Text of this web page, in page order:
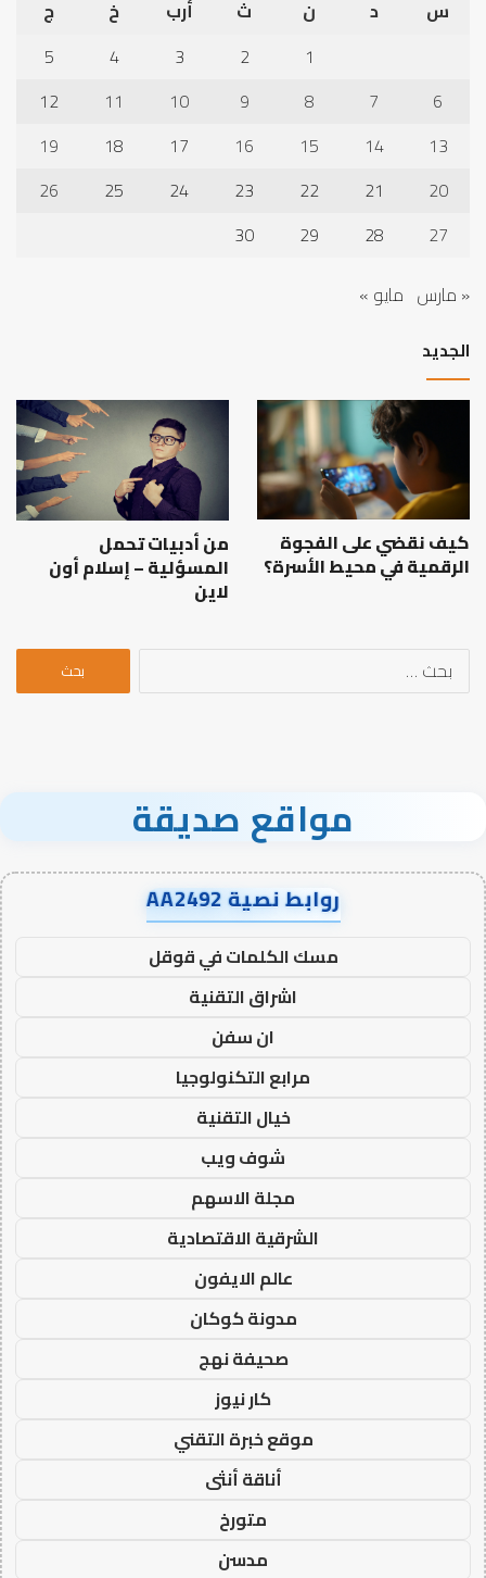
س د ن ث أرب خ
ج
1
2
3
4
5
6
7
8
9
10
11
12
13
14
15
16
17
18
19
20
21
22
23
24
25
26
27
28
29
30
« مارس مايو »
الجديد
كيف نقضي على الفجوة
الرقمية في محيط الأسرة؟
من أدبيات تحمل
المسؤلية – إسلام أون
لاين
البحث
مواقع صديقة
روابط نصية AA2492
مسك الكلمات في قوقل
اشراق التقنية
ان سفن
مرابع التكنولوجيا
خيال التقنية
شوف ويب
مجلة الاسهم
الشرقية الاقتصادية
عالم الايفون
مدونة كوكان
صحيفة نهج
كار نيوز
موقع خبرة التقني
أناقة أنثى
متورخ
مدسن